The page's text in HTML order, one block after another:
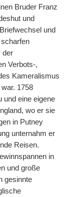
Bruder Franz
und
und
der
Verbots-,
Kameralismus
1758
und eine eigene
wo er sie
in Putney
unternahm er
Reisen.
in
und große
gesinnte